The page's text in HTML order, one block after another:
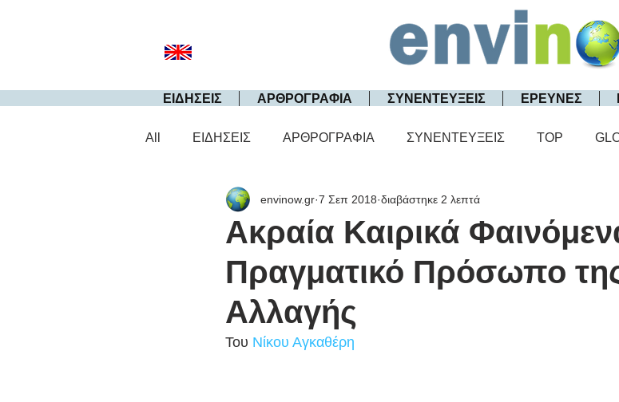
ΕΙΔΗΣΕΙΣ ΑΡΘΡΟΓΡΑΦΙΑ ΣΥΝΕΝΤΕΥΞΕΙΣ ΕΡΕΥΝΕΣ
All ΕΙΔΗΣΕΙΣ ΑΡΘΡΟΓΡΑΦΙΑ ΣΥΝΕΝΤΕΥΞΕΙΣ TOP
Ακραία Καιρικά
Πραγματικό Πρόσωπο της
Αλλαγής
envinow.gr 7 Σεπ 2018 διαβάστηκε 2 λεπτά
Του Νίκου Αγκαθέρη